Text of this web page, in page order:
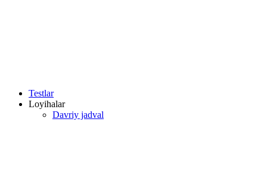
Testlar
Loyihalar
Davriy jadval